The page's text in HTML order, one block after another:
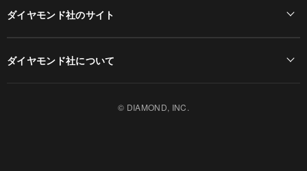
ダイヤモンド社のサイト
ダイヤモンド社について
© DIAMOND, INC.